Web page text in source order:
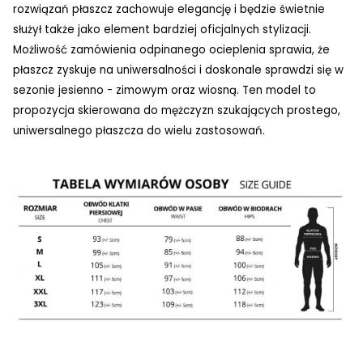
rozwiązań płaszcz zachowuje elegancję i będzie świetnie
służył także jako element bardziej oficjalnych stylizacji.
Możliwość zamówienia odpinanego ocieplenia sprawia, że
płaszcz zyskuje na uniwersalności i doskonale sprawdzi się w
sezonie jesienno - zimowym oraz wiosną. Ten model to
propozycja skierowana do mężczyzn szukających prostego,
uniwersalnego płaszcza do wielu zastosowań.